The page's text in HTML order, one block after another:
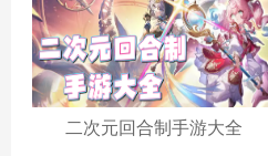
二次元回合制手游大全